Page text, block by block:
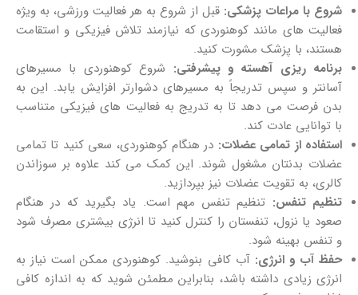
شروع با مراعات پزشکی:قبل از شروع به هر فعالیت ورزشی، به ویژه
فعالیت‌ های مانند کوهنوردی که نیازمند تلاش فیزیکی و استقامت
هستند، با پزشک مشورت کنید.
برنامه ریزی آهسته و پیشرفتی: شروع کوهنوردی با مسیرهای
آسانتر و سپس تدریجاً به مسیرهای دشوارتر افزایش یابد. این به
بدن فرصت می‌ دهد تا به تدریج به فعالیت‌ های فیزیکی متناسب
با توانایی عادت کند.
استفاده از تمامی عضلات: در هنگام کوهنوردی، سعی کنید تا تمامی
عضلات بدنتان مشغول شوند. این کمک می‌ کند علاوه بر سوزاندن
کالری، به تقویت عضلات نیز بپردازید.
تنظیم تنفس: تنظیم تنفس مهم است. یاد بگیرید که در هنگام
صعود یا نزول، تنفستان را کنترل کنید تا انرژی بیشتری مصرف شود
و تنفس بهینه شود.
حفظ آب و انرژی: آب کافی بنوشید. کوهنوردی ممکن است نیاز به
انرژی زیادی داشته باشد، بنابراین مطمئن شوید که به اندازه کافی